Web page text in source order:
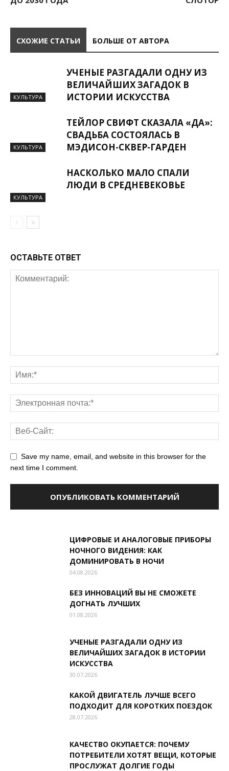
СХОЖИЕ СТАТЬИ БОЛЬШЕ ОТ АВТОРА
КУЛЬТУРА
УЧЕНЫЕ РАЗГАДАЛИ ОДНУ ИЗ
ВЕЛИЧАЙШИХ ЗАГАДОК В
ИСТОРИИ ИСКУССТВА
КУЛЬТУРА
ТЕЙЛОР СВИФТ СКАЗАЛА «ДА»:
СВАДЬБА СОСТОЯЛАСЬ В
МЭДИСОН-СКВЕР-ГАРДЕН
КУЛЬТУРА
НАСКОЛЬКО МАЛО СПАЛИ
ЛЮДИ В СРЕДНЕВЕКОВЬЕ
ОСТАВЬТЕ ОТВЕТ
Save my name, email, and website in this browser for the
next time I comment.
ЦИФРОВЫЕ И АНАЛОГОВЫЕ ПРИБОРЫ
НОЧНОГО ВИДЕНИЯ: КАК
ДОМИНИРОВАТЬ В НОЧИ
04.08.2026
БЕЗ ИННОВАЦИЙ ВЫ НЕ СМОЖЕТЕ
ДОГНАТЬ ЛУЧШИХ
01.08.2026
УЧЕНЫЕ РАЗГАДАЛИ ОДНУ ИЗ
ВЕЛИЧАЙШИХ ЗАГАДОК В ИСТОРИИ
ИСКУССТВА
30.07.2026
КАКОЙ ДВИГАТЕЛЬ ЛУЧШЕ ВСЕГО
ПОДХОДИТ ДЛЯ КОРОТКИХ ПОЕЗДОК
28.07.2026
КАЧЕСТВО ОКУПАЕТСЯ: ПОЧЕМУ
ПОТРЕБИТЕЛИ ХОТЯТ ВЕЩИ, КОТОРЫЕ
ПРОСЛУЖАТ ДОЛГИЕ ГОДЫ